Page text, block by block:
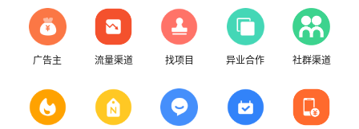
广告主 流量渠道 找项目 异业合作 社群渠道